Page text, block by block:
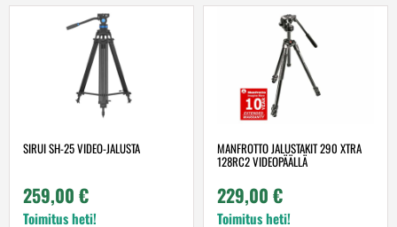
SIRUI SH-25 VIDEO-JALUSTA
259,00 €
Toimitus heti!
MANFROTTO JALUSTAKIT 290 XTRA
128RC2 VIDEOPÄÄLLÄ
229,00 €
Toimitus heti!